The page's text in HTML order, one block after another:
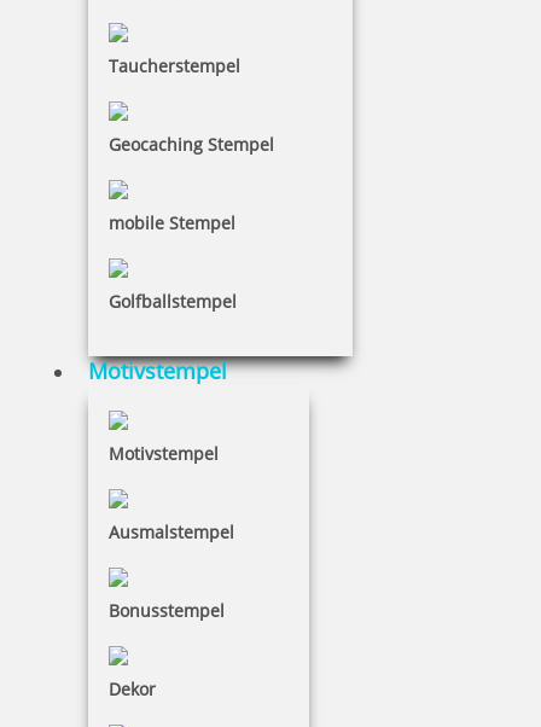
Taucherstempel
Geocaching Stempel
mobile Stempel
Golfballstempel
Motivstempel
Motivstempel
Ausmalstempel
Bonusstempel
Dekor
Trodat Deine Dinge Stempel Typo
15,45 €
inkl. 19 % Mwst.
Bestellen